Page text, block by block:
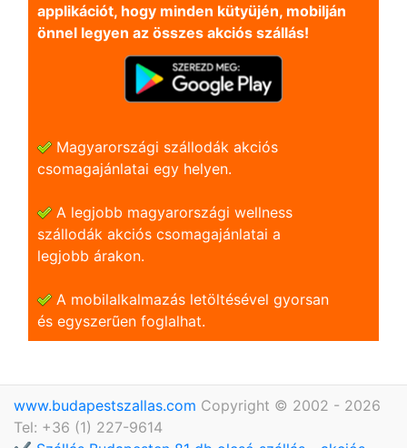
applikációt, hogy minden kütyüjén, mobilján
önnel legyen az összes akciós szállás!
Magyarországi szállodák akciós
csomagajánlatai egy helyen.
A legjobb magyarországi wellness
szállodák akciós csomagajánlatai a
legjobb árakon.
A mobilalkalmazás letöltésével gyorsan
és egyszerũen foglalhat.
www.budapestszallas.com Copyright © 2002 - 2026
Tel: +36 (1) 227-9614